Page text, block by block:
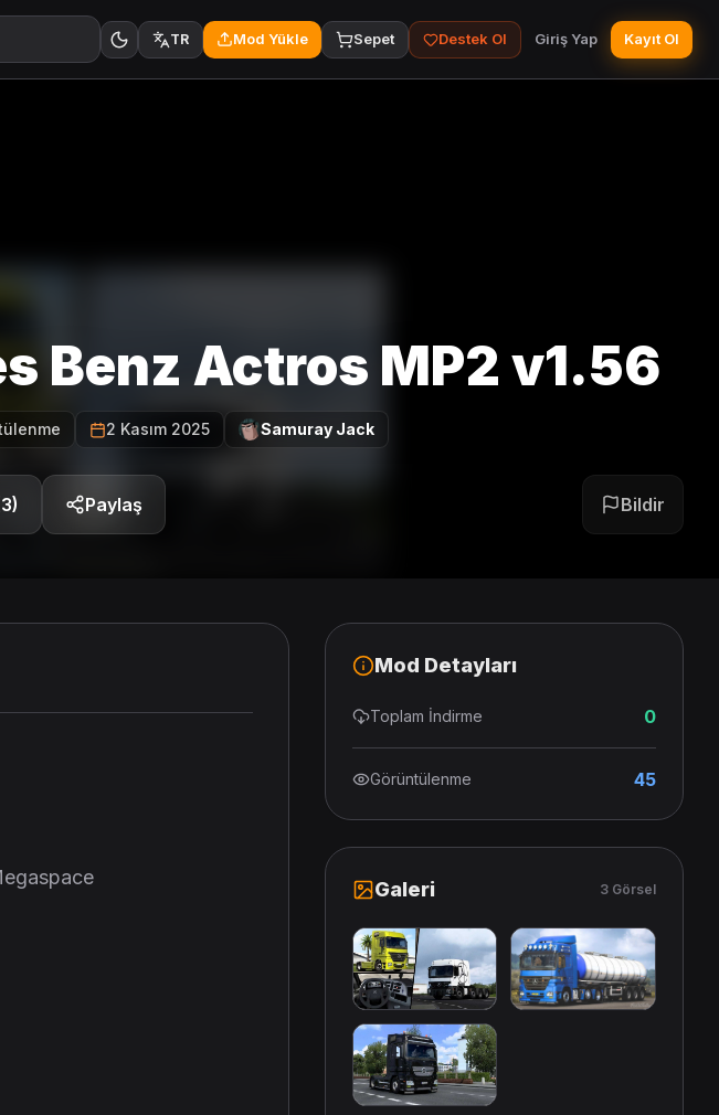
TR Mod Yükle Sepet Destek Ol Giriş Yap Kayıt Ol
Benz Actros MP2 v1.56
2 Kasım 2025 Samuray Jack
Paylaş Bildir
Mod Detayları
Toplam İndirme 0
Görüntülenme 45
Galeri 3 Görsel